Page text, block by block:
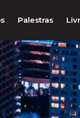
Palestras